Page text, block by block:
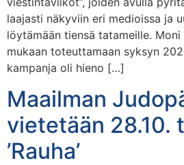
laajasti näkyviin eri medioissa ja
löytämään tiensä tatameille.
mukaan toteuttamaan syksyn
kampanja oli hieno […]
Maailman
vietetään 28.10.
’Rauha’